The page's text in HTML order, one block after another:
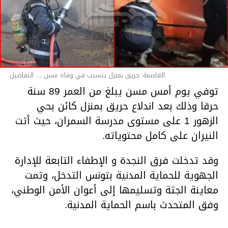
العاصمة: حريق بمنزل يتسبب في وفاة مسن ... التفاصيل
توفي يوم أمس مسن يبلغ من العمر 89 سنة
حرقا وذلك بعد اندلاع حريق بمنزل كائن بحي
الزهور 1 على مستوى مدرسة السمران، حيث أتت
النيران على كامل محتوياته.
وقد تدخلت فرق النجدة و الإطفاء التابعة للإدارة
الجهوية للحماية المدنية بتونس التدخل، وتمت
معاينة الجثة وتسليمها إلى أعوان الأمن الوطني،
وفق المتحدث باسم الحماية المدنية.